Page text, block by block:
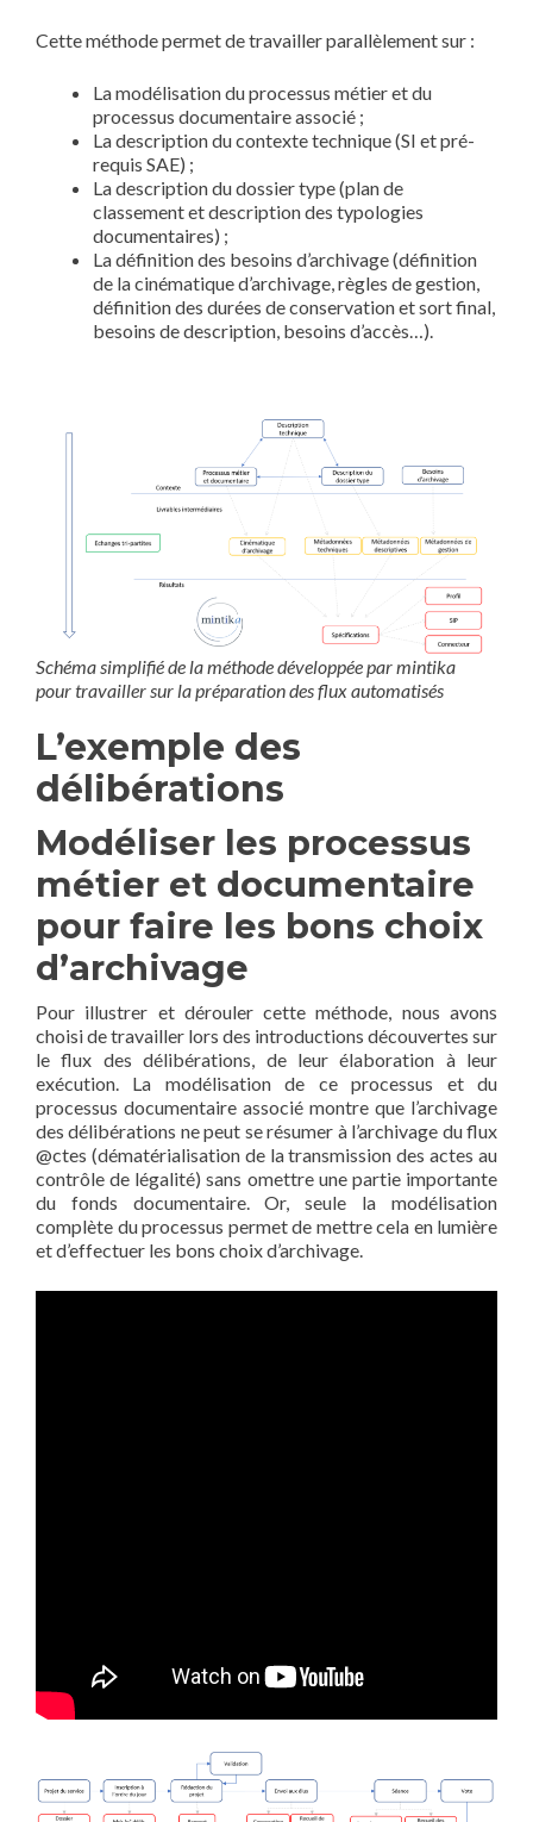
Cette méthode permet de travailler parallèlement sur :
La modélisation du processus métier et du
processus documentaire associé ;
La description du contexte technique (SI et pré-
requis SAE) ;
La description du dossier type (plan de
classement et description des typologies
documentaires) ;
La définition des besoins d’archivage (définition
de la cinématique d’archivage, règles de gestion,
définition des durées de conservation et sort final,
besoins de description, besoins d’accès…).
Schéma simplifié de la méthode développée par mintika
pour travailler sur la préparation des flux automatisés
L’exemple des
délibérations
Modéliser les processus
métier et documentaire
pour faire les bons choix
d’archivage
Pour illustrer et dérouler cette méthode, nous avons
choisi de travailler lors des introductions découvertes sur
le flux des délibérations, de leur élaboration à leur
exécution. La modélisation de ce processus et du
processus documentaire associé montre que l’archivage
des délibérations ne peut se résumer à l’archivage du flux
@ctes (dématérialisation de la transmission des actes au
contrôle de légalité) sans omettre une partie importante
du fonds documentaire. Or, seule la modélisation
complète du processus permet de mettre cela en lumière
et d’effectuer les bons choix d’archivage.